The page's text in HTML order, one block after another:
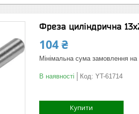
Фреза циліндрична
104 ₴
Мінімальна сума замовлення
В наявності Код: YT-61714
Купити